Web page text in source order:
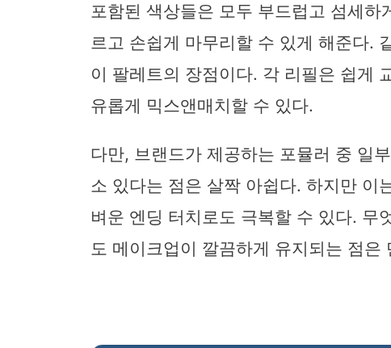
포함된 색상들은 모두 부드럽고 섬세
르고 손쉽게 마무리할 수 있게 해준다.
이 팔레트의 장점이다. 각 리필은 쉽게
유롭게 믹스앤매치할 수 있다.
다만, 브랜드가 제공하는 포뮬러 중 일
소 있다는 점은 살짝 아쉽다. 하지만 이
벼운 엔딩 터치로도 극복할 수 있다. 무
도 메이크업이 깔끔하게 유지되는 점은